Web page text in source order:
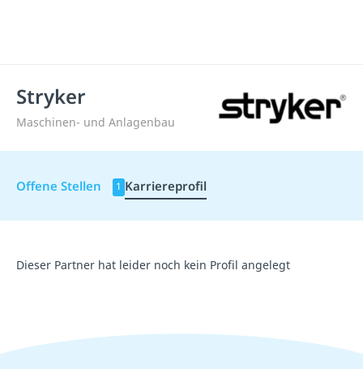
Stryker
Maschinen- und Anlagenbau
Offene Stellen 1 Karriereprofil
Dieser Partner hat leider noch kein Profil angelegt